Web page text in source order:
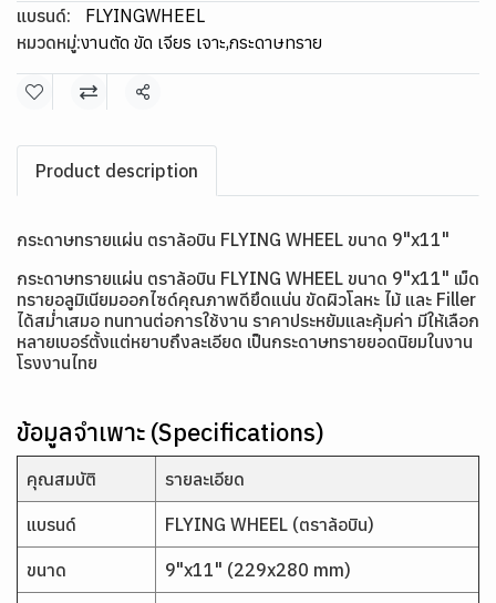
แบรนด์:
FLYINGWHEEL
หมวดหมู่:งานตัด ขัด เจียร เจาะ,กระดาษทราย
แชร์
Product description
กระดาษทรายแผ่น ตราล้อบิน FLYING WHEEL ขนาด 9"x11"
กระดาษทรายแผ่น ตราล้อบิน FLYING WHEEL ขนาด 9"x11" เม็ด
ทรายอลูมิเนียมออกไซด์คุณภาพดียึดแน่น ขัดผิวโลหะ ไม้ และ Filler
ได้สม่ำเสมอ ทนทานต่อการใช้งาน ราคาประหยัมและคุ้มค่า มีให้เลือก
หลายเบอร์ตั้งแต่หยาบถึงละเอียด เป็นกระดาษทรายยอดนิยมในงาน
โรงงานไทย
ข้อมูลจำเพาะ (Specifications)
คุณสมบัติ รายละเอียด
แบรนด์ FLYING WHEEL (ตราล้อบิน)
ขนาด 9"x11" (229x280 mm)